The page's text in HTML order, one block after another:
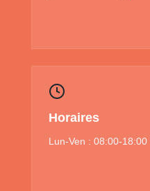
Horaires
Lun-Ven : 08:00-18:00